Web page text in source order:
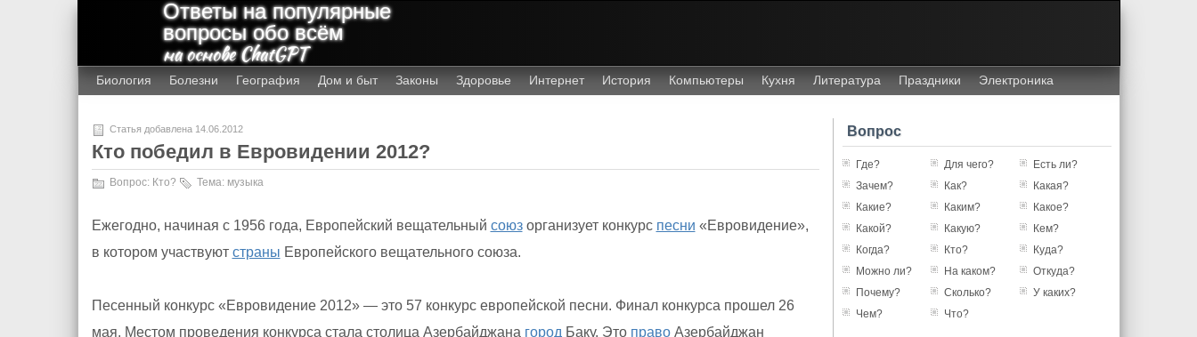
Ответы на популярные
вопросы обо всём
на основе ChatGPT
Биология Болезни География Дом и быт Законы Здоровье Интернет История Компьютеры Кухня Литература Праздники Электроника
Статья добавлена 14.06.2012
Кто победил в Евровидении 2012?
Вопрос: Кто? Тема: музыка
Ежегодно, начиная с 1956 года, Европейский вещательный союзорганизует конкурс песни «Евровидение»,
в котором участвуют страны Европейского вещательного союза.
Песенный конкурс «Евровидение 2012» — это 57 конкурс европейской песни. Финал конкурса прошел 26
мая. Местом проведения конкурса стала столица Азербайджана город Баку. Это правоАзербайджан
Вопрос
Где? Для чего?
Есть ли?
Зачем?
Как?
Какая?
Какие?
Каким?
Какое?
Какой?
Какую?
Кем?
Когда?
Кто?
Куда?
Можно ли?
На каком?
Откуда?
Почему?
Сколько?
У каких?
Чем?
Что?